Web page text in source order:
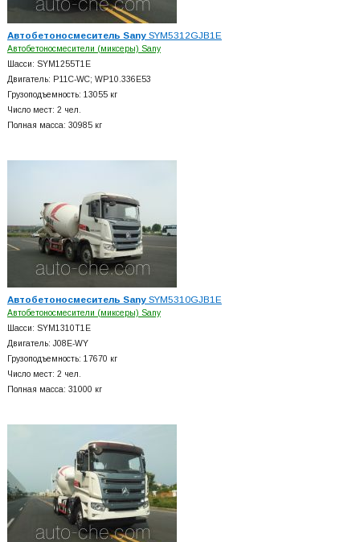
Автобетоносмеситель SanySYM5312GJB1E
Автобетоносмесители (миксеры) Sany
Шасси: SYM1255T1E
Двигатель: P11C-WC; WP10.336E53
Грузоподъемность: 13055 кг
Число мест: 2 чел.
Полная масса: 30985 кг
Автобетоносмеситель SanySYM5310GJB1E
Автобетоносмесители (миксеры) Sany
Шасси: SYM1310T1E
Двигатель: J08E-WY
Грузоподъемность: 17670 кг
Число мест: 2 чел.
Полная масса: 31000 кг